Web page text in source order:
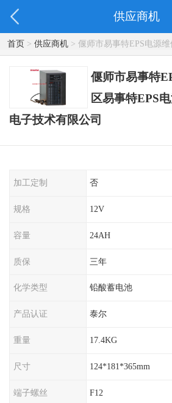
供应商机
首页> 供应商机> 偃师市易事特EPS电源
C3KS 洛阳迎疆电子技术有限公司
偃师市易事特
区易事特EPS
电子技术有限公司
加工定制 否
规格 12V
容量 24AH
质保 三年
化学类型 铅酸蓄电池
产品认证 泰尔
重量 17.4KG
尺寸 124*181*365mm
端子螺丝 F12